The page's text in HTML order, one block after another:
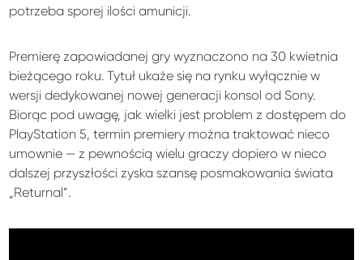
potrzeba sporej ilości amunicji.
Premierę zapowiadanej gry wyznaczono na 30 kwietnia
bieżącego roku. Tytuł ukaże się na rynku wyłącznie w
wersji dedykowanej nowej generacji konsol od Sony.
Biorąc pod uwagę, jak wielki jest problem z dostępem do
PlayStation 5, termin premiery można traktować nieco
umownie — z pewnością wielu graczy dopiero w nieco
dalszej przyszłości zyska szansę posmakowania świata
„Returnal”.